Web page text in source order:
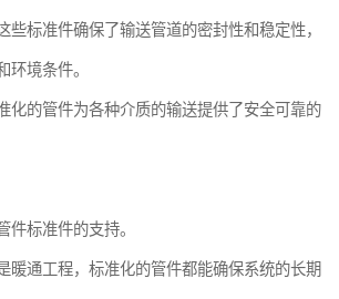
些标准件确保了输送管道的密封性和稳定性，
环境条件。
化的管件为各种介质的输送提供了安全可靠的
件标准件的支持。
暖通工程，标准化的管件都能确保系统的长期